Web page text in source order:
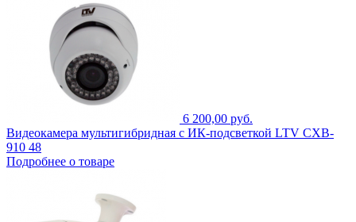
6 200,00 руб.
Видеокамера мультигибридная с ИК-подсветкой LTV CXB-
910 48
Подробнее о товаре